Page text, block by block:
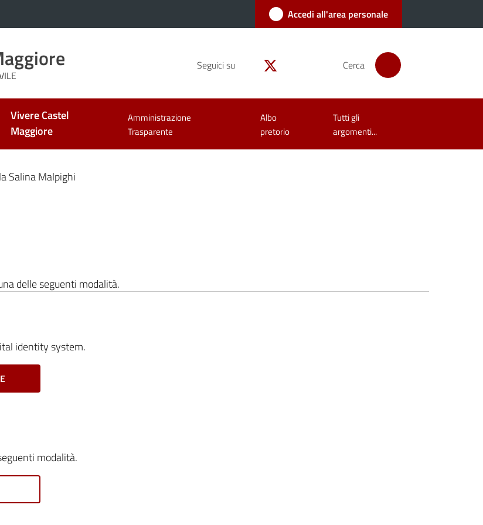
Accedi all'area personale
Seguici su Cerca
Vivere Castel
Maggiore
Amministrazione
Trasparente
Albo
pretorio
Tutti gli
argomenti...
Salina Malpighi
delle seguenti modalità.
identity system.
modalità.